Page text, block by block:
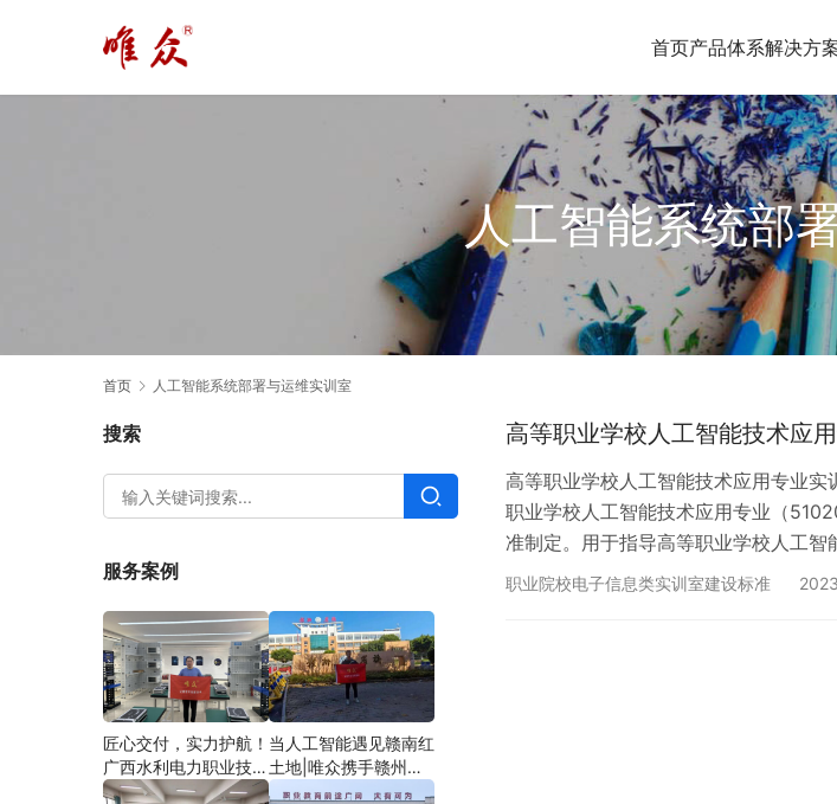
首页产品体系解决方
人工智能系统部
首页 人工智能系统部署与运维实训室
高等职业学校人工智能技术应
高等职业学校人工智能技术应用专业
职业学校人工智能技术应用专业（
准制定。用于指导高等职业学校人工
专业人才培养目标和规格应配备的基本
职业院校电子信息类实训室建设标准
搜索
服务案例
匠心交付，实力护航！
广西水利电力职业技术
学院智慧建筑综合布线
当人工智能遇见赣南红
土地|唯众携手赣州农
校，开辟涉农职教